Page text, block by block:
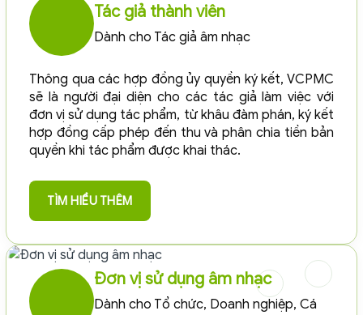
Tác giả thành viên
Dành cho Tác giả âm nhạc
Thông qua các hợp đồng ủy quyền ký kết, VCPMC
sẽ là người đại diện cho các tác giả làm việc với
đơn vị sử dụng tác phẩm, từ khâu đàm phán, ký kết
hợp đồng cấp phép đến thu và phân chia tiền bản
quyền khi tác phẩm được khai thác.
TÌM HIỂU THÊM
Đơn vị sử dụng âm nhạc
Dành cho Tổ chức, Doanh nghiệp, Cá